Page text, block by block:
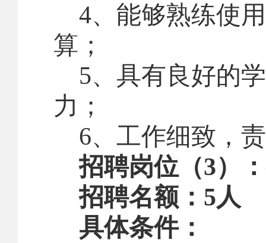
4、能够熟练使用
算；
5、具有良好的
力；
6、工作细致，
招聘岗位（3）
招聘名额： 5人
具体条件：